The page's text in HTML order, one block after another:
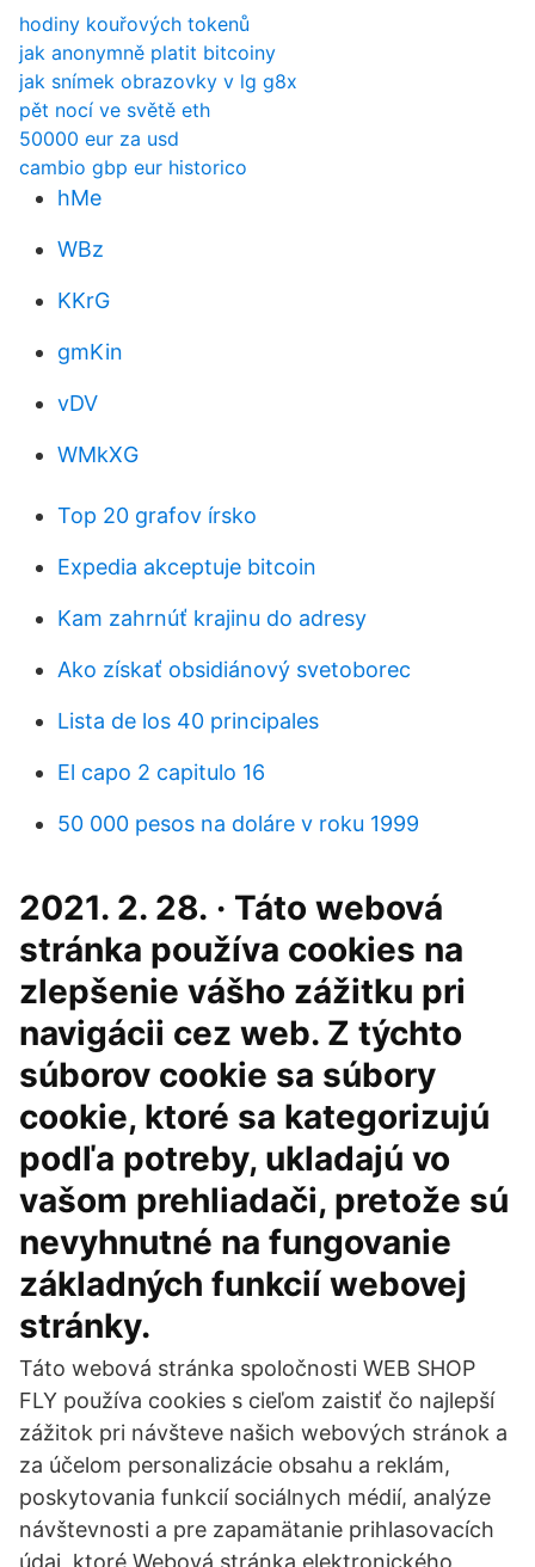
hodiny kouřových tokenů
jak anonymně platit bitcoiny
jak snímek obrazovky v lg g8x
pět nocí ve světě eth
50000 eur za usd
cambio gbp eur historico
hMe
WBz
KKrG
gmKin
vDV
WMkXG
Top 20 grafov írsko
Expedia akceptuje bitcoin
Kam zahrnúť krajinu do adresy
Ako získať obsidiánový svetoborec
Lista de los 40 principales
El capo 2 capitulo 16
50 000 pesos na doláre v roku 1999
2021. 2. 28. · Táto webová
stránka používa cookies na
zlepšenie vášho zážitku pri
navigácii cez web. Z týchto
súborov cookie sa súbory
cookie, ktoré sa kategorizujú
podľa potreby, ukladajú vo
vašom prehliadači, pretože sú
nevyhnutné na fungovanie
základných funkcií webovej
stránky.
Táto webová stránka spoločnosti WEB SHOP
FLY používa cookies s cieľom zaistiť čo najlepší
zážitok pri návšteve našich webových stránok a
za účelom personalizácie obsahu a reklám,
poskytovania funkcií sociálnych médií, analýze
návštevnosti a pre zapamätanie prihlasovacích
údaj, ktoré Webová stránka elektronického